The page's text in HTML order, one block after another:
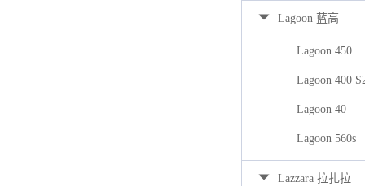
Lagoon 蓝高
Lagoon 450
Lagoon 400
Lagoon 40
Lagoon 560s
Lazzara 拉扎拉